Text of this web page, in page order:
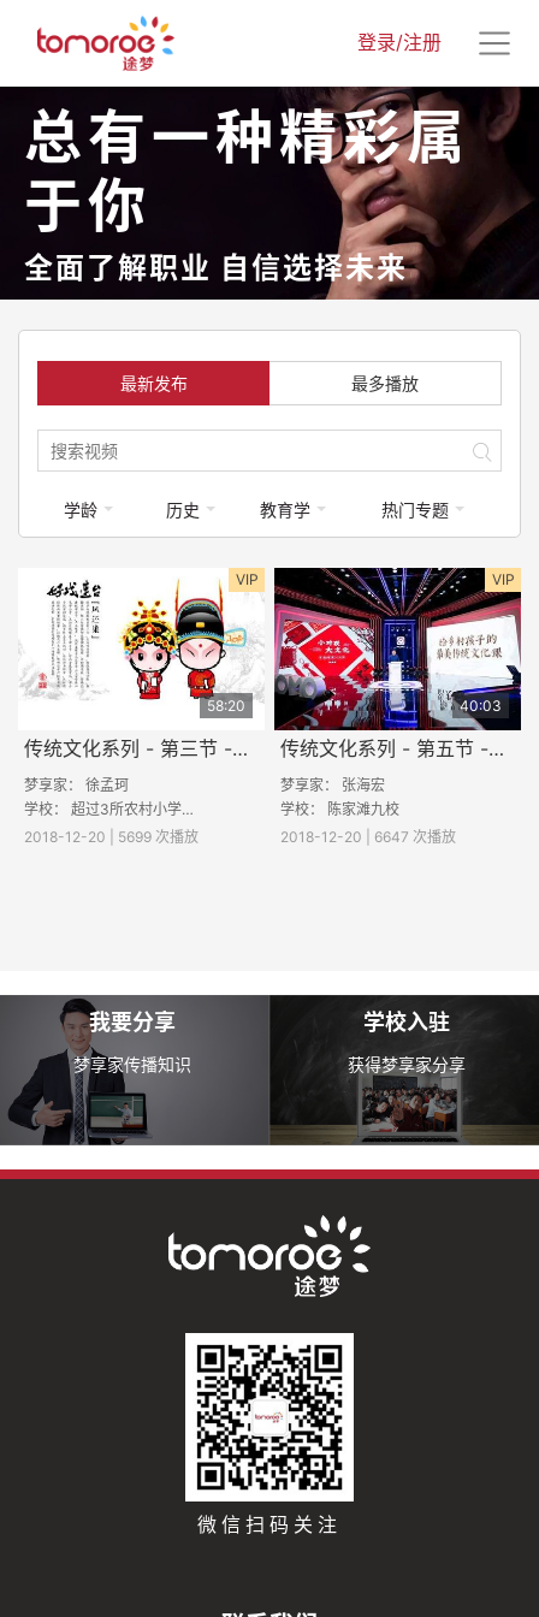
登录/注册
总有一种精彩属
于你
全面了解职业 自信选择未来
最新发布 最多播放
学龄 历史 教育学 热门专题
VIP
58:20
传统文化系列 - 第三节 -《京剧》
梦享家： 徐孟珂
学校： 超过3所农村小学参与直播
2018-12-20 | 5699 次播放
VIP
40:03
传统文化系列 - 第五节 -《小对联，大文化》
梦享家： 张海宏
学校：
陈家滩九校
2018-12-20 | 6647 次播放
我要分享
梦享家传播知识
学校入驻
获得梦享家分享
微信扫码关注